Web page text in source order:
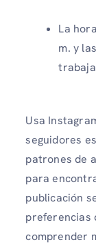
La
m. y
Usa
seguidores
patrones de
para
publicación
preferencias
comprender